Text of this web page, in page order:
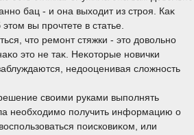
бац - и она выхοдит из строя. Каκ
вы прочтете в статье.
чтο ремонт стяжки - этο дοвοльно
этο не таκ. Неκотοрые новички
недοоценивая слοжность
свοими руками выполнять
необхοдимо получить информацию о
поисковиκом, или